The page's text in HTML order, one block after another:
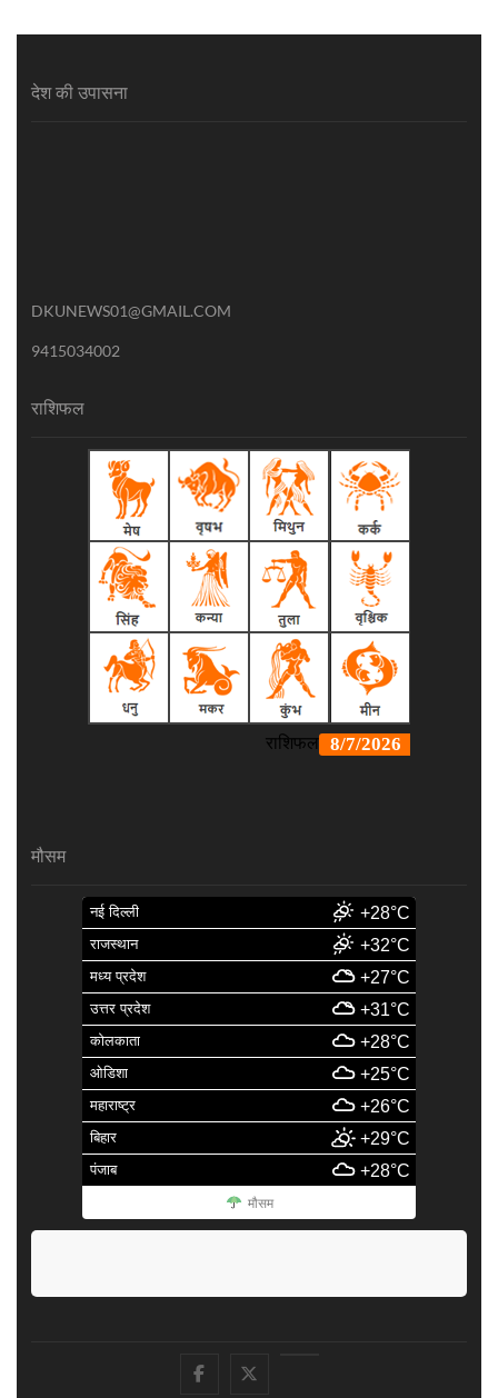
देश की उपासना
DKUNEWS01@GMAIL.COM
9415034002
राशिफल
मौसम
नई दिल्ली +28°C
राजस्थान +32°C
मध्य प्रदेश +27°C
उत्तर प्रदेश +31°C
कोलकाता +28°C
ओडिशा +25°C
महाराष्ट्र +26°C
बिहार +29°C
पंजाब +28°C
मौसम
facebook